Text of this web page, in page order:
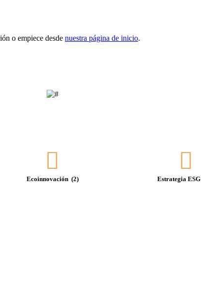
o empiece desde nuestra página de inicio.
Ecoinnovación (2) Estrategia ESG